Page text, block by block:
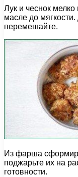
Лук и чеснок
масле до
перемешайте.
Из фарша
поджарьте их на
готовности.